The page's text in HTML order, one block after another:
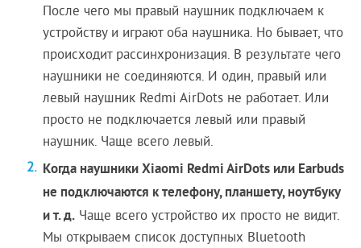
После чего мы правый наушник подключаем к
устройству и играют оба наушника. Но бывает, что
происходит рассинхронизация. В результате чего
наушники не соединяются. И один, правый или
левый наушник Redmi AirDots не работает. Или
просто не подключается левый или правый
наушник. Чаще всего левый.
Когда наушники Xiaomi Redmi AirDots или Earbuds
не подключаются к телефону, планшету, ноутбуку
и т. д. Чаще всего устройство их просто не видит.
Мы открываем список доступных Bluetooth